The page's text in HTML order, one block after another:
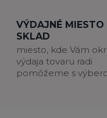
VÝDAJNÉ MIESTO
SKLAD
miesto, kde Vám
výdaja tovaru radi
pomôžeme s